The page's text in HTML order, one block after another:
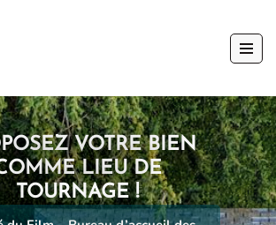
VOTRE BIEN
LIEU DE
TOURNAGE !